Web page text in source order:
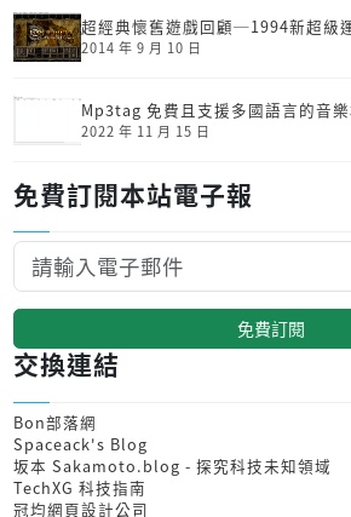
超經典懷舊遊戲回顧─1994新超級
2014 年 9 月 10 日
Mp3tag 免費且支援多國語言的音
2022 年 11 月 15 日
免費訂閱本站電子報
免費訂閱
交換連結
Bon部落網
Spaceack's Blog
坂本 Sakamoto.blog - 探究科技未知領域
TechXG 科技指南
冠均網頁設計公司